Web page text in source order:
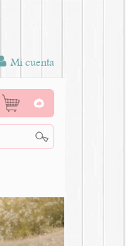
Mi cuenta
0